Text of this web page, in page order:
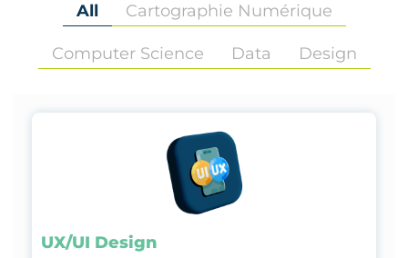
All Cartographie Numérique
Computer Science Data Design
UX/UI Design